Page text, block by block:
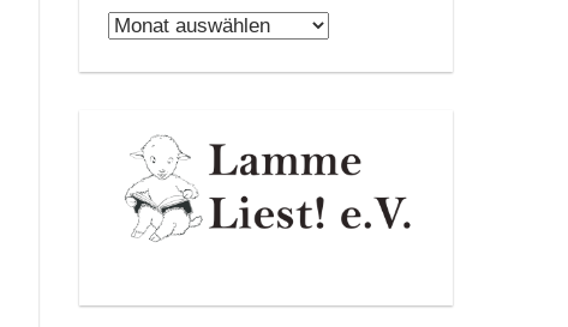
Archiv